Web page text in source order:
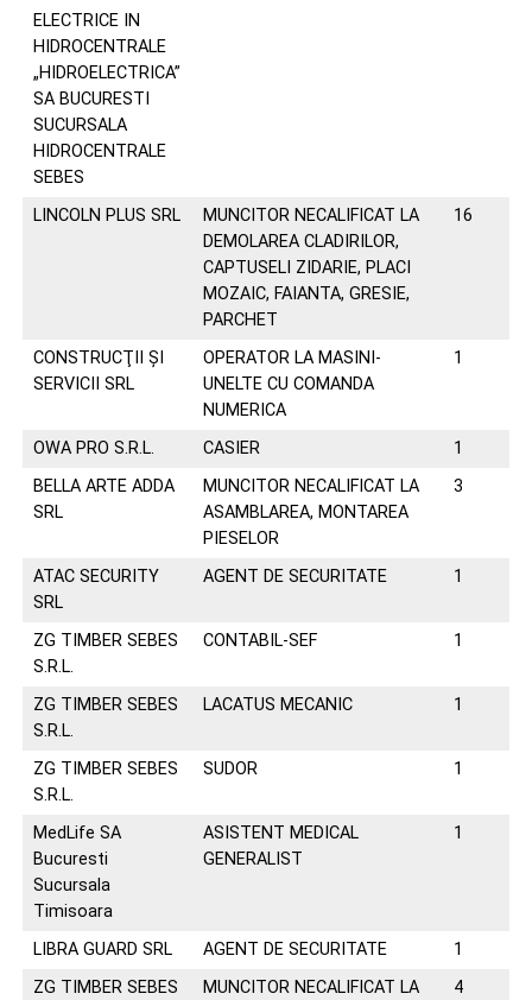
ELECTRICE IN
HIDROCENTRALE
„HIDROELECTRICA”
SA BUCURESTI
SUCURSALA
HIDROCENTRALE
SEBES
LINCOLN PLUS SRL
MUNCITOR NECALIFICAT LA
DEMOLAREA CLADIRILOR,
CAPTUSELI ZIDARIE, PLACI
MOZAIC, FAIANTA, GRESIE,
PARCHET
16
CONSTRUCŢII ŞI
SERVICII SRL
OPERATOR LA MASINI-
UNELTE CU COMANDA
NUMERICA
1
OWA PRO S.R.L. CASIER 1
BELLA ARTE ADDA
SRL
MUNCITOR NECALIFICAT LA
ASAMBLAREA, MONTAREA
PIESELOR
3
ATAC SECURITY
SRL
AGENT DE SECURITATE 1
ZG TIMBER SEBES
S.R.L.
CONTABIL-SEF 1
ZG TIMBER SEBES
S.R.L.
LACATUS MECANIC 1
ZG TIMBER SEBES
S.R.L.
SUDOR 1
MedLife SA
Bucuresti
Sucursala
Timisoara
ASISTENT MEDICAL
GENERALIST
1
LIBRA GUARD SRL AGENT DE SECURITATE 1
ZG TIMBER SEBES
MUNCITOR NECALIFICAT LA
4